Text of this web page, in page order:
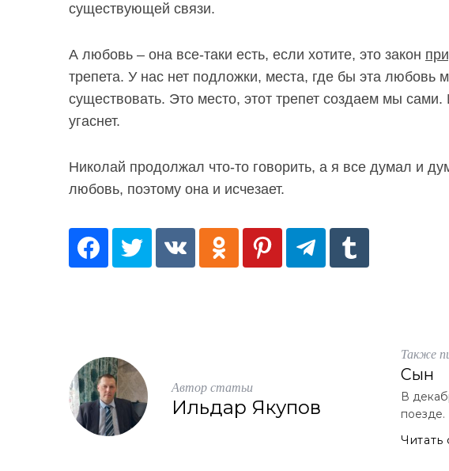
существующей связи.
А любовь – она все-таки есть, если хотите, это закон
трепета. У нас нет подложки, места, где бы эта любовь
существовать. Это место, этот трепет создаем мы
угаснет.
Николай продолжал что-то говорить, а я все думал и
любовь, поэтому она и исчезает.
Автор статьи
Ильдар Якупов
Также
Сын
В
поезде.
Читать